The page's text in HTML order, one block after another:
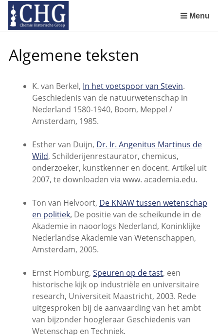
links
over
naar
de
Spring
naar
het
menu
Menu
Algemene teksten
K. van Berkel, In het voetspoor van Stevin.
Geschiedenis van de natuurwetenschap in
Nederland 1580-1940, Boom, Meppel /
Amsterdam, 1985.
Esther van Duijn, Dr. Ir. Angenitus Martinus de
Wild, Schilderijenrestaurator, chemicus,
onderzoeker, kunstkenner en docent. Artikel uit
2007, te downloaden via www. academia.edu.
Ton van Helvoort, De KNAW tussen wetenschap
en politiek, De positie van de scheikunde in de
Akademie in naoorlogs Nederland, Koninklijke
Nederlandse Akademie van Wetenschappen,
Amsterdam, 2005.
Ernst Homburg, Speuren op de tast, een
historische kijk op industriële en universitaire
research, Universiteit Maastricht, 2003. Rede
uitgesproken bij de aanvaarding van het ambt
van bijzonder hoogleraar Geschiedenis van
Wetenschap en Techniek.